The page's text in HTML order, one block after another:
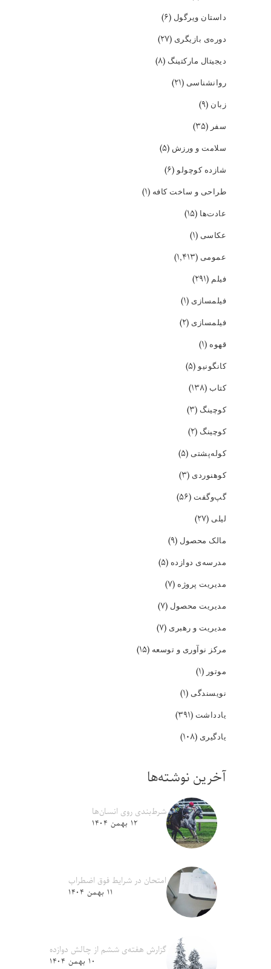
داستان ویرگول (۶)
دوره‌ی بازیگری (۲۷)
دیجیتال مارکتینگ (۸)
روانشناسی (۲۱)
زبان (۹)
سفر(۳۵)
سلامت و ورزش (۵)
شازده کوچولو(۶)
طراحی و ساخت کافه (۱)
عادت‌ها (۱۵)
عکاسی (۱)
عمومی (۱,۴۱۳)
فیلم (۲۹۱)
فیلمسازی (۱)
فیلمسازی (۲)
قهوه (۱)
کانگونیو(۵)
کتاب (۱۳۸)
کوچینگ (۳)
کوچینگ (۲)
کوله‌پشتی (۵)
کوهنوردی (۳)
گپ‌و‌گفت (۵۶)
لیلی (۲۷)
مالک محصول (۹)
مدرسه‌ی دوازده (۵)
مدیریت پروژه (۷)
مدیریت محصول (۷)
مدیریت و رهبری (۷)
مرکز نوآوری و توسعه (۱۵)
موتور(۱)
نویسندگی (۱)
یادداشت (۳۹۱)
یادگیری (۱۰۸)
آخرین نوشته‌ها
شرط‌بندی روی انسان‌ها
۱۲ بهمن ۱۴۰۴
امتحان در شرایط فوق اضطراب
۱۱ بهمن ۱۴۰۴
گزارش هفته‌ی ششم از چالش دوازده
۱۰ بهمن ۱۴۰۴